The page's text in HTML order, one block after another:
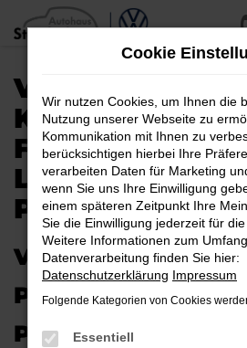
Zum
Hauptinhalt
VW TIGUAN
KAUFEN,
FINANZIEREN |
PADERBORN
VW TIGUAN
PERFEKTES
PADERBORN
Cookie
Wir nutzen Cookies, um Ihnen die
Nutzung unserer Webseite zu
Kommunikation mit Ihnen zu
berücksichtigen hierbei Ihre
verarbeiten Daten für Marketing
wenn Sie uns Ihre Einwilligung
einem späteren Zeitpunkt Ihre
Sie die Einwilligung jederzeit für
Weitere Informationen zum
Datenverarbeitung finden Sie hier:
Datenschutzerklärung Impressum
Folgende Kategorien von Cookies
Essentiell